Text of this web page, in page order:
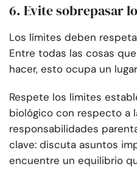
6. Evite sobrepasar
Los límites deben
Entre todas las cosas
hacer, esto ocupa un
Respete los límites
biológico con respecto a
responsabilidades
clave: discuta asuntos
encuentre un equilibrio